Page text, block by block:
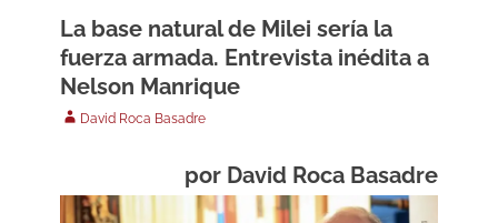
La base natural de Milei sería la
fuerza armada. Entrevista inédita a
Nelson Manrique
AuthorDavid Roca Basadre
por David Roca Basadre